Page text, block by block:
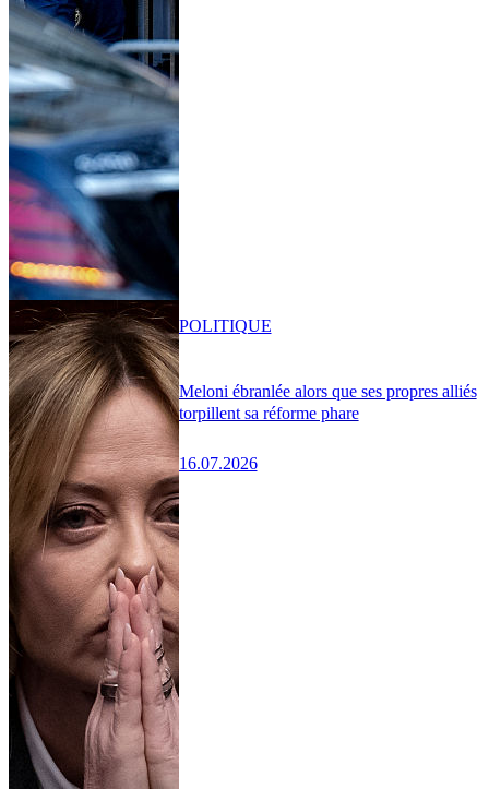
Meloni ébranlée alors que ses propres alliés
torpillent sa réforme phare
16.07.2026
POLITIQUE